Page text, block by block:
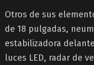
Otros de sus
de 18 pulgadas,
estabilizadora
luces LED, radar de